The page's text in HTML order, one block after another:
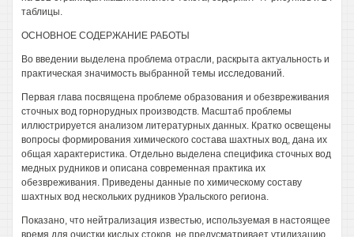
таблицы.
ОСНОВНОЕ СОДЕРЖАНИЕ РАБОТЫ
Во введении выделена проблема отрасли, раскрыта актуальность и
практическая значимость выбранной темы исследований.
Первая глава посвящена проблеме образования и обезвреживания
сточных вод горнорудных производств. Масштаб проблемы
иллюстрируется анализом литературных данных. Кратко освещены
вопросы формирования химического состава шахтных вод, дана их
общая характеристика. Отдельно выделена специфика сточных вод
медных рудников и описана современная практика их
обезвреживания. Приведены данные по химическому составу
шахтных вод нескольких рудников Уральского региона.
Показано, что нейтрализация известью, используемая в настоящее
время для очистки кислых стоков, не предусматривает утилизацию